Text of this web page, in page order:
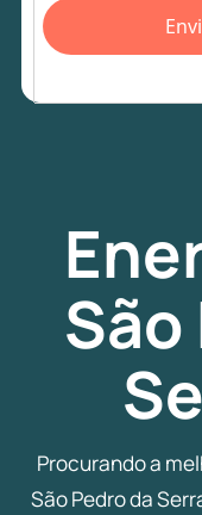
São
Procurando a
São Pedro da